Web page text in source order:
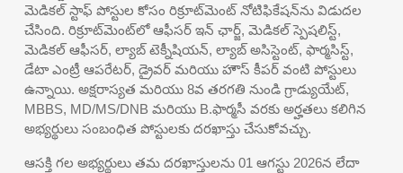
మెడికల్ స్టాఫ్ పోస్టుల కోసం రిక్రూట్‌మెంట్ నోటిఫికేషన్‌ను విడుదల
చేసింది. రిక్రూట్‌మెంట్‌లో ఆఫీసర్ ఇన్ ఛార్జ్, మెడికల్ స్పెషలిస్ట్,
మెడికల్ ఆఫీసర్, ల్యాబ్ టెక్నీషియన్, ల్యాబ్ అసిస్టెంట్, ఫార్మసిస్ట్,
డేటా ఎంట్రీ ఆపరేటర్, డ్రైవర్ మరియు హౌస్ కీపర్ వంటి పోస్టులు
ఉన్నాయి. అక్షరాస్యత మరియు 8వ తరగతి నుండి గ్రాడ్యుయేట్,
MBBS, MD/MS/DNB మరియు B.ఫార్మసీ వరకు అర్హతలు కలిగిన
అభ్యర్థులు సంబంధిత పోస్టులకు దరఖాస్తు చేసుకోవచ్చు.
ఆసక్తి గల అభ్యర్థులు తమ దరఖాస్తులను 01 ఆగస్టు 2026న లేదా